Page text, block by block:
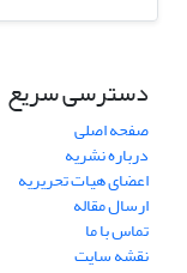
دسترسی سریع
صفحه اصلی
درباره نشریه
اعضای هیات تحریریه
ارسال مقاله
تماس با ما
نقشه سایت